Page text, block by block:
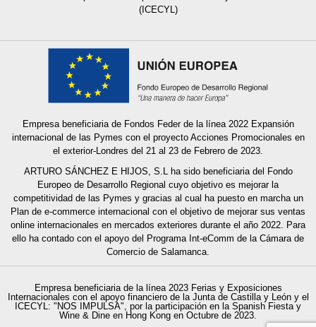
(ICECYL)
Empresa beneficiaria de Fondos Feder de la línea 2022 Expansión
internacional de las Pymes con el proyecto Acciones Promocionales en
el exterior-Londres del 21 al 23 de Febrero de 2023.
ARTURO SÁNCHEZ E HIJOS, S.L ha sido beneficiaria del Fondo
Europeo de Desarrollo Regional cuyo objetivo es mejorar la
competitividad de las Pymes y gracias al cual ha puesto en marcha un
Plan de e-commerce internacional con el objetivo de mejorar sus ventas
online internacionales en mercados exteriores durante el año 2022. Para
ello ha contado con el apoyo del Programa Int-eComm de la Cámara de
Comercio de Salamanca.
Empresa beneficiaria de la línea 2023 Ferias y Exposiciones
Internacionales con el apoyo financiero de la Junta de Castilla y León y el
ICECYL: "NOS IMPULSA", por la participación en la Spanish Fiesta y
Wine & Dine en Hong Kong en Octubre de 2023.